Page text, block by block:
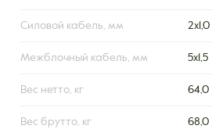
Силовой кабель, мм 2х1,0
Межблочный кабель, мм 5х1,5
Вес нетто, кг 64,0
Вес брутто, кг 68,0